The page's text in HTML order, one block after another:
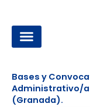
contenido
Bases y
Administrativo/a
(Granada).